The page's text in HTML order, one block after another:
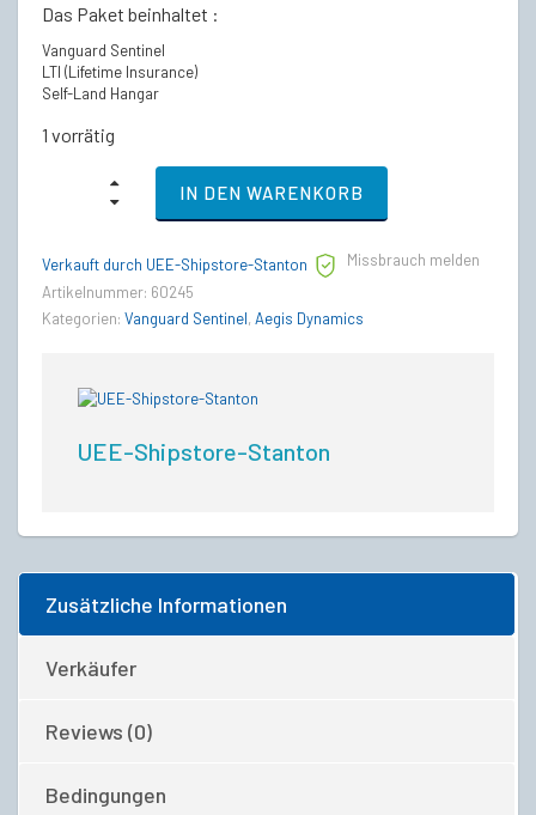
Das Paket beinhaltet :
Vanguard Sentinel
LTI (Lifetime Insurance)
Self-Land Hangar
1 vorrätig
Vanguard
LTI
Lebenslange
Versicherung
quantity
IN DEN WARENKORB
Verkauft durch UEE-Shipstore-Stanton
Missbrauch melden
Artikelnummer: 60245
Kategorien: Vanguard Sentinel, Aegis Dynamics
UEE-Shipstore-Stanton
Zusätzliche Informationen
Verkäufer
Reviews (0)
Bedingungen